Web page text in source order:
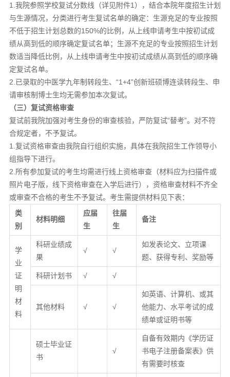
1.我院参照学校复试分数线（详见附件1），结合本院年度招生计划
与生源情况，分类进行考生复试名单的确定：生源充足的专业按照
不低于招生计划总数的150%的比例，从上线申请考生中按初试成
绩从高到低的顺序确定复试名单；生源不充足的专业按照招生计划
数适当降低比例，从上线申请考生中按初试成绩从高到低的顺序确
定复试名单。
2.已录取的中医学九年制转段生、“1+4”创新班硕博连读转段生、申
请审核制博士生均无需参加本次复试。
（三）复试资格审查
复试前我院加强对考生身份的审查核验，严防复试“替考”。对不符
合规定者，不予复试。
1.复试资格审查由我院自行组织实施，具体在我院招生工作领导小
组指导下进行。
2.所有参加复试的考生均需进行线上资格审查（材料应为扫描件或
照片电子版，线下资格审查在入学后进行），资格审查材料不齐全
或审查不合格的考生不予复试。考生需提供材料见下表：
类
别
材料明细
应届
生
往届
生
备注
学
业
证
明
材
料
科研业绩成
果
√ √
如发表论文、立项课
题、获得专利、奖励等
科研计划书 √ √
其他材料 √ √
如英语、计算机、或其
他能力、水平考试的成
绩单或证明书等
硕士毕业证
书
√
自备有效期内《学历证
书电子注册备案表》供
有需要时核查